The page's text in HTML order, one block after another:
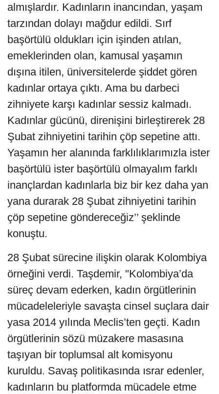
almışlardır. Kadınların inancından, yaşam
tarzından dolayı mağdur edildi. Sırf
başörtülü oldukları için işinden atılan,
emeklerinden olan, kamusal yaşamın
dışına itilen, üniversitelerde şiddet gören
kadınlar ortaya çıktı. Ama bu darbeci
zihniyete karşı kadınlar sessiz kalmadı.
Kadınlar gücünü, direnişini birleştirerek 28
Şubat zihniyetini tarihin çöp sepetine attı.
Yaşamın her alanında farklılıklarımızla ister
başörtülü ister başörtülü olmayalım farklı
inançlardan kadınlarla biz bir kez daha yan
yana durarak 28 Şubat zihniyetini tarihin
çöp sepetine göndereceğiz’’ şeklinde
konuştu.
28 Şubat sürecine ilişkin olarak Kolombiya
örneğini verdi. Taşdemir, "Kolombiya’da
süreç devam ederken, kadın örgütlerinin
mücadeleleriyle savaşta cinsel suçlara dair
yasa 2014 yılında Meclis’ten geçti. Kadın
örgütlerinin sözü müzakere masasına
taşıyan bir toplumsal alt komisyonu
kuruldu. Savaş politikasında ısrar edenler,
kadınların bu platformda mücadele etme